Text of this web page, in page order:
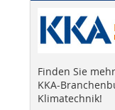
Finden Sie
KKA-
Klimatechnik!